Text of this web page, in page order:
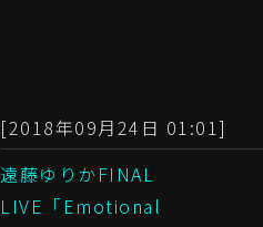
[2018年09月24日 01:01]
遠藤ゆりかFINAL
LIVE「Emotional